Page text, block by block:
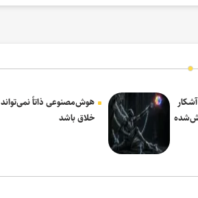
هوش‌مصنوعی ذاتاً نمی‌تواند
خلاق باشد